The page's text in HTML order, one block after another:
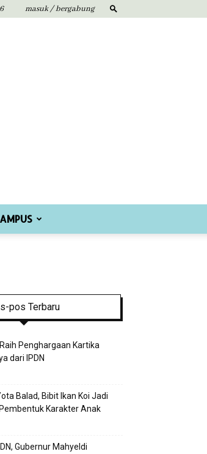
masuk / bergabung
pos Terbaru
Penghargaan Kartika
dari IPDN
Balad, Bibit Ikan Koi Jadi
Karakter Anak
Gubernur Mahyeldi